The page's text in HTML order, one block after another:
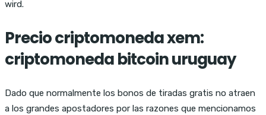
wird.
Precio criptomoneda xem:
criptomoneda bitcoin uruguay
Dado que normalmente los bonos de tiradas gratis no atraen
a los grandes apostadores por las razones que mencionamos